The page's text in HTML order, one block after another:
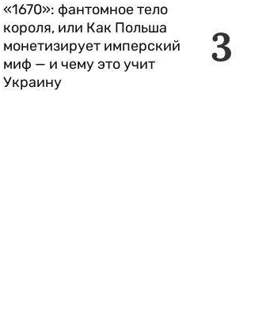
3
«1670»: фантомное тело
короля, или Как Польша
монетизирует имперский
миф — и чему это учит
Украину